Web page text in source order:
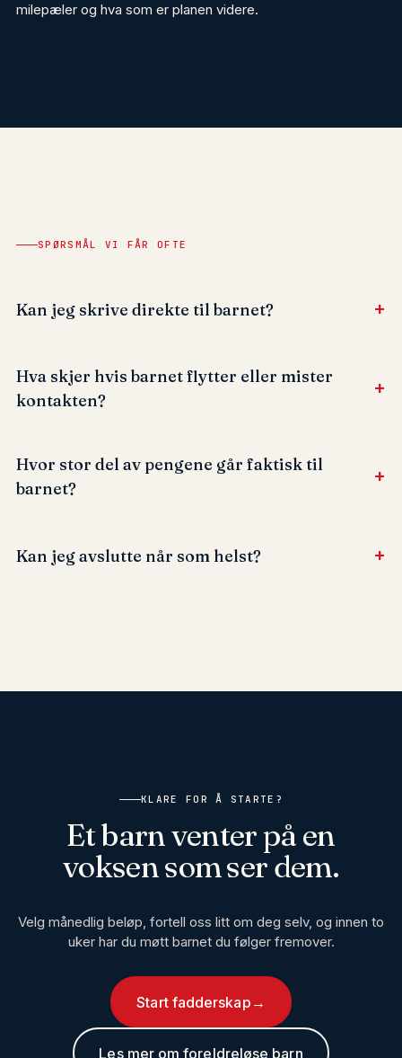
milepæler og hva som er planen videre.
SPØRSMÅL VI FÅR OFTE
Kan jeg skrive direkte til barnet? +
Hva skjer hvis barnet flytter eller mister
kontakten?
+
Hvor stor del av pengene går faktisk til
barnet?
+
Kan jeg avslutte når som helst? +
KLARE FOR Å STARTE?
Et barn venter på en
voksen som ser dem.
Velg månedlig beløp, fortell oss litt om deg selv, og innen to
uker har du møtt barnet du følger fremover.
Start fadderskap →
Les mer om foreldreløse barn